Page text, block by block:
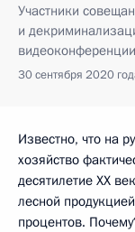
Участники
и
30 сентября 2020
Известно, что на
хозяйство
десятилетие ХХ
лесной
процентов.